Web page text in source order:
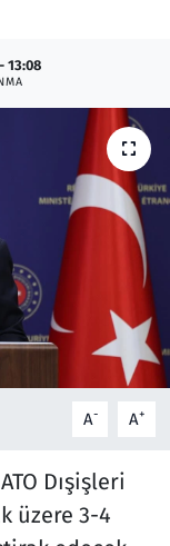
13:08
A- A+
Dışişleri
üzere 3-4